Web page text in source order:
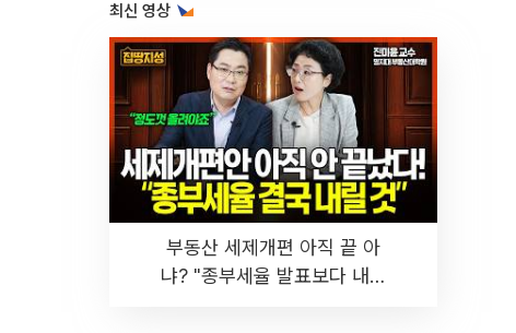
최신 영상
부동산 세제개편 아직 끝 아
냐? "종부세율 발표보다 내릴